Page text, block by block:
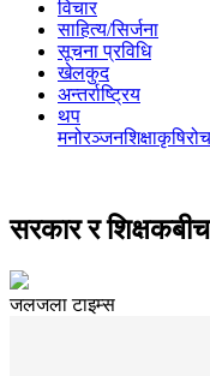
विचार
साहित्य/सिर्जना
सूचना प्रविधि
खेलकुद
अन्तर्राष्ट्रिय
थप
मनोरञ्‍जनशिक्षाकृषि
सरकार र
जलजला टाइम्स